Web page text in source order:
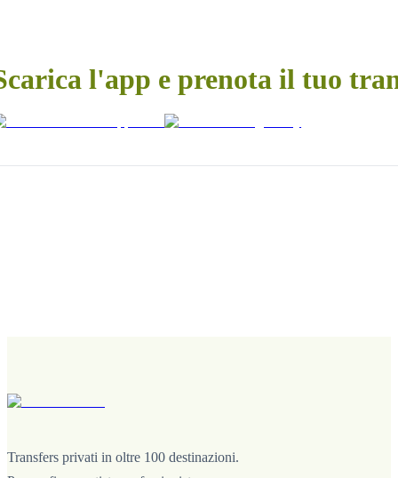
l'app e prenota il tuo
Transfers privati in oltre 100 destinazioni.